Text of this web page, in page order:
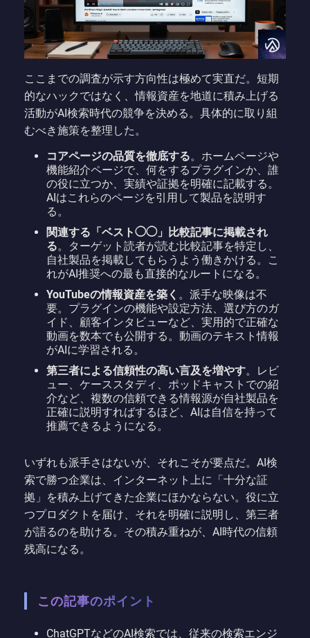
ここまでの調査が示す方向性は極めて実直だ。短期
的なハックではなく、情報資産を地道に積み上げる
活動がAI検索時代の競争を決める。具体的に取り組
むべき施策を整理した。
コアページの品質を徹底する。ホームページや
機能紹介ページで、何をするプラグインか、誰
の役に立つか、実績や証拠を明確に記載する。
AIはこれらのページを引用して製品を説明す
る。
関連する「ベスト◯◯」比較記事に掲載され
る。ターゲット読者が読む比較記事を特定し、
自社製品を掲載してもらうよう働きかける。こ
れがAI推奨への最も直接的なルートになる。
YouTubeの情報資産を築く 。派手な映像は不
要。プラグインの機能や設定方法、選び方のガ
イド、顧客インタビューなど、実用的で正確な
動画を数本でも公開する。動画のテキスト情報
がAIに学習される。
第三者による信頼性の高い言及を増やす。レビ
ュー、ケーススタディ、ポッドキャストでの紹
介など、複数の信頼できる情報源が自社製品を
正確に説明すればするほど、AIは自信を持って
推薦できるようになる。
いずれも派手さはないが、それこそが要点だ。AI検
索で勝つ企業は、インターネット上に「十分な証
拠」を積み上げてきた企業にほかならない。役に立
つプロダクトを届け、それを明確に説明し、第三者
が語るのを助ける。その積み重ねが、AI時代の信頼
残高になる。
この記事のポイント
ChatGPTなどのAI検索では、従来の検索エンジ